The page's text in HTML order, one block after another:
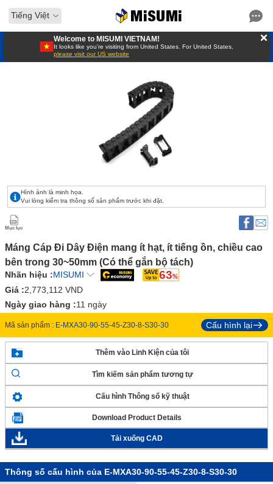
Tiếng Việt
Welcome to MISUMI VIETNAM!
It looks like you’re visiting from United States. For United States,
please visit our US website
Hình ảnh là minh họa.
Vui lòng kiểm tra thông số sản phẩm trước khi đặt.
Mục lục
Máng Cáp Đi Dây Điện mang ít hạt, ít tiếng ồn, chiều cao
bên trong 30~50mm (Có thể gắn bộ tách)
Nhãn hiệu :MISUMI 63
Giá :2,773,112 VND
Ngày giao hàng :11 ngày
Mã sản phẩm : E-MXA30-90-55-45-Z30-8-S30-30 Cấu hình lại
Thêm vào Linh Kiện của tôi
Tìm kiếm sản phẩm tương tự
Cấu hình Thông số kỹ thuật
Download Product Details
Tải xuống CAD
Thông số cấu hình của E-MXA30-90-55-45-Z30-8-S30-30